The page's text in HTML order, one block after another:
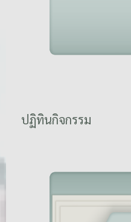
ปฏิทินกิจกรรม